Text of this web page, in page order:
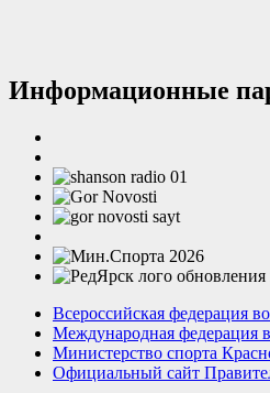
Информационные
Всероссийская федерация
Международная федерация
Министерство спорта
Официальный сайт